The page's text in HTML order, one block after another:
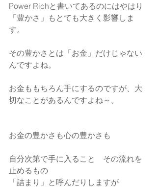
Power Richと書いてあるのにはやはり
「豊かさ」もとても大きく影響しま
す。
その豊かさとは「お金」だけじゃない
んですよね。
お金ももちろん手にするのですが、大
切なことがあるんですよね～。
お金の豊かさも心の豊かさも
自分次第で手に入ること　その流れを
止めるもの
「詰まり」と呼んだりしますが